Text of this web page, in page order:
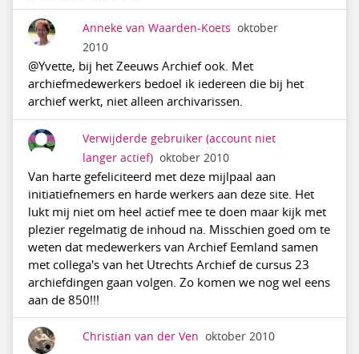
Anneke van Waarden-Koets oktober
2010
@Yvette, bij het Zeeuws Archief ook. Met
archiefmedewerkers bedoel ik iedereen die bij het
archief werkt, niet alleen archivarissen.
Verwijderde gebruiker (account niet
langer actief) oktober 2010
Van harte gefeliciteerd met deze mijlpaal aan
initiatiefnemers en harde werkers aan deze site. Het
lukt mij niet om heel actief mee te doen maar kijk met
plezier regelmatig de inhoud na. Misschien goed om te
weten dat medewerkers van Archief Eemland samen
met collega's van het Utrechts Archief de cursus 23
archiefdingen gaan volgen. Zo komen we nog wel eens
aan de 850!!!
Christian van der Ven oktober 2010